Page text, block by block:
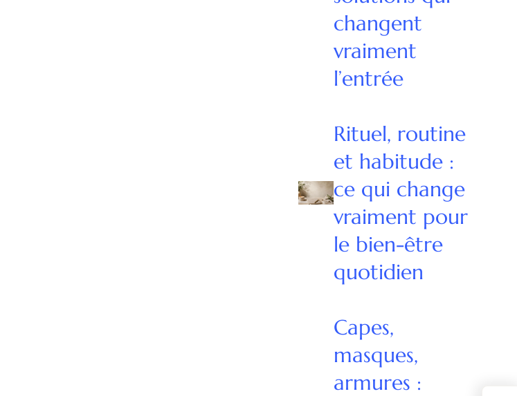
changent
vraiment
l’entrée
Rituel, routine
et habitude :
ce qui change
vraiment pour
le bien-être
quotidien
Capes,
masques,
armures :